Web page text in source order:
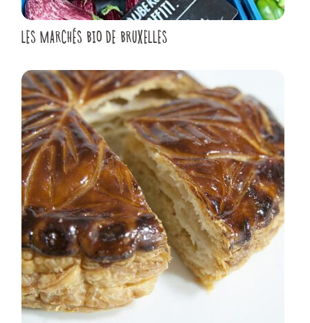
LES MARCHÉS BIO DE BRUXELLES